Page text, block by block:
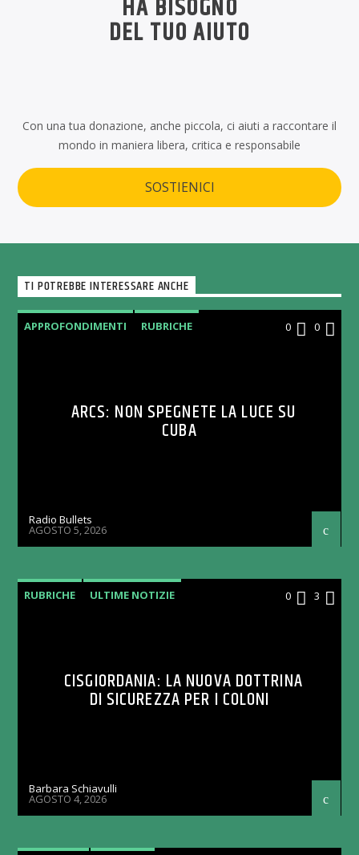
HA BISOGNO
DEL TUO AIUTO
Con una tua donazione, anche piccola, ci aiuti a raccontare il
mondo in maniera libera, critica e responsabile
SOSTIENICI
TI POTREBBE INTERESSARE ANCHE
APPROFONDIMENTI RUBRICHE 0 0
ARCS: NON SPEGNETE LA LUCE SU
CUBA
Radio Bullets
AGOSTO 5, 2026
RUBRICHE ULTIME NOTIZIE 0 3
CISGIORDANIA: LA NUOVA DOTTRINA
DI SICUREZZA PER I COLONI
Barbara Schiavulli
AGOSTO 4, 2026